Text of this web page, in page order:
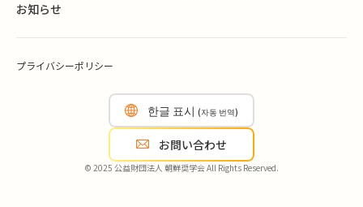
お知らせ
プライバシーポリシー
한글 표시 (자동 번역)
お問い合わせ
© 2025 公益財団法人 朝鮮奨学会 All Rights Reserved.